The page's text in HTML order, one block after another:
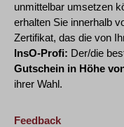
unmittelbar umsetzen
erhalten Sie innerhalb
Zertifikat, das die von
InsO-Profi: Der/die
Gutschein in Höhe
ihrer Wahl.
Feedback